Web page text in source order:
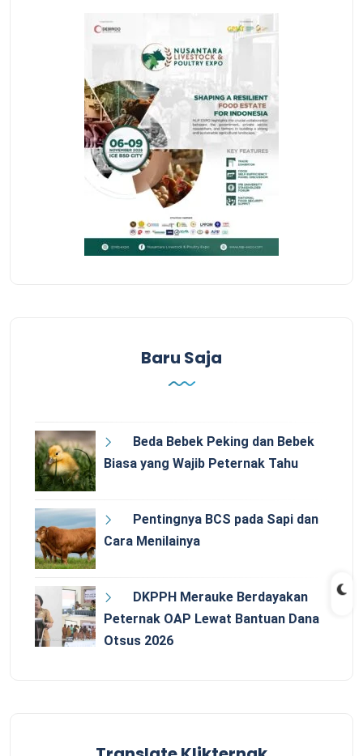
Baru Saja
Beda Bebek Peking dan Bebek
Biasa yang Wajib Peternak Tahu
Pentingnya BCS pada Sapi dan
Cara Menilainya
DKPPH Merauke Berdayakan
Peternak OAP Lewat Bantuan Dana
Otsus 2026